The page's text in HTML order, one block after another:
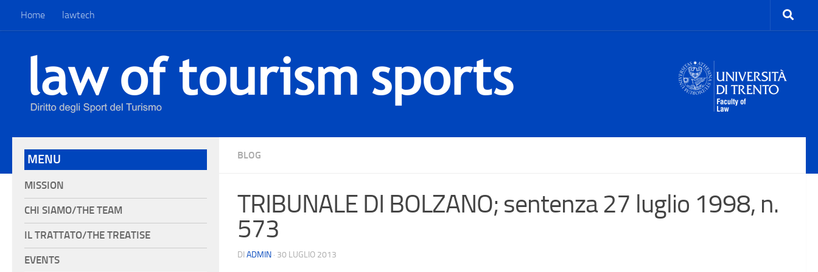
Home lawtech
BLOG
TRIBUNALE DI BOLZANO; sentenza 27 luglio 1998, n.
573
DI ADMIN · 30 LUGLIO 2013
MENU
MISSION
CHI SIAMO/THE TEAM
IL TRATTATO/THE TREATISE
EVENTS